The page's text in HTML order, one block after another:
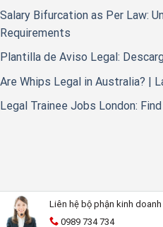
Liên hệ bộ phận kinh doanh
0989 734 734
Salary Bifurcation as Per Law:
Requirements
Plantilla de Aviso Legal:
Are Whips Legal in Australia? |
Legal Trainee Jobs London: